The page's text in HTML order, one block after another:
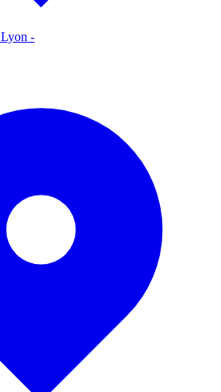
Lyon -